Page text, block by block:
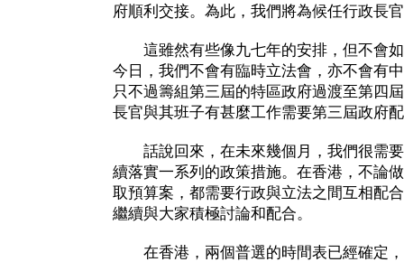
府順利交接。為此，我們將為候任行政長
這雖然有些像九七年的安排，但不會如
今日，我們不會有臨時立法會，亦不會有
只不過籌組第三屆的特區政府過渡至第四
長官與其班子有甚麼工作需要第三屆政府
話說回來，在未來幾個月，我們很需要
續落實一系列的政策措施。在香港，不論
取預算案，都需要行政與立法之間互相配
繼續與大家積極討論和配合。
在香港，兩個普選的時間表已經確定，